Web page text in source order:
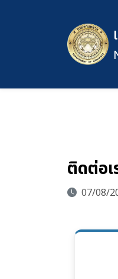
ติดต่อเ
07/08/